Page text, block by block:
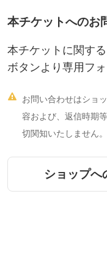
本チケットへのお
本チケットに関す
ボタンより専用フ

お問い合わせはショ
容および、返信時期
切関知いたしません。
ショップへ